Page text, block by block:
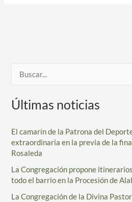
erección
en
s
a
r
p
o
r
Últimas noticias
El camarín de la Patrona del
extraordinaria en la previa de la
Rosaleda
La Congregación propone
todo el barrio en la Procesión de
La Congregación de la Divina